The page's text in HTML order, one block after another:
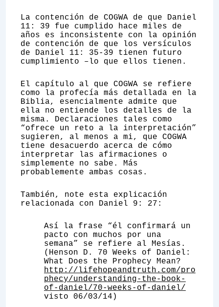
La contención de COGWA de que Daniel
11: 39 fue cumplido hace miles de
años es inconsistente con la opinión
de contención de que los versículos
de Daniel 11: 35-39 tienen futuro
cumplimiento –lo que ellos tienen.
El capítulo al que COGWA se refiere
como la profecía más detallada en la
Biblia, esencialmente admite que
ella no entiende los detalles de la
misma. Declaraciones tales como
“ofrece un reto a la interpretación”
sugieren, al menos a mi, que COGWA
tiene desacuerdo acerca de cómo
interpretar las afirmaciones o
simplemente no sabe. Más
probablemente ambas cosas.
También, note esta explicación
relacionada con Daniel 9: 27:
Así la frase “él confirmará un
pacto con muchos por una
semana” se refiere al Mesías.
(Henson D. 70 Weeks of Daniel:
What Does the Prophecy Mean?
http://lifehopeandtruth.com/pro
phecy/understanding-the-book-
of-daniel/70-weeks-of-daniel/
visto 06/03/14)